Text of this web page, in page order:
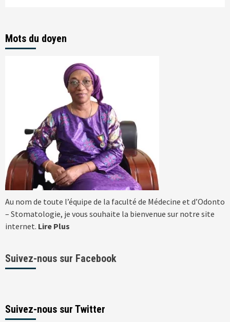
Mots du doyen
Au nom de toute l’équipe de la faculté de Médecine et d’Odonto
– Stomatologie, je vous souhaite la bienvenue sur notre site
internet. Lire Plus
Suivez-nous sur Facebook
Suivez-nous sur Twitter